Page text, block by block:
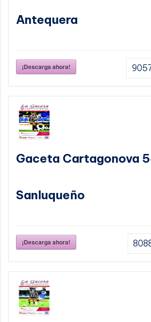
Antequera
¡Descarga ahora!
Gaceta Cartagonova
Sanluqueño
¡Descarga ahora!